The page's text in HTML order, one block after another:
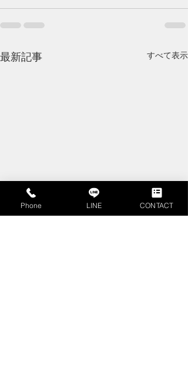
最新記事 すべて表示
Phone LINE CONTACT